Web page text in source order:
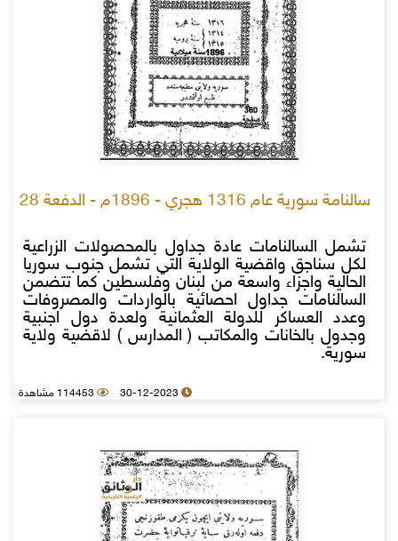
سالنامة سورية عام 1316 هجري - 1896م - الدفعة 28
تشمل السالنامات عادة جداول بالمحصولات الزراعية
لكل سناجق واقضية الولاية التي تشمل جنوب سوريا
الحالية واجزاء واسعة من لبنان وفلسطين كما تتضمن
السالنامات جداول احصائية بالواردات والمصروفات
وعدد العساكر للدولة العثمانية ولعدة دول اجنبية
وجدول بالخانات والمكاتب ( المدارس ) لاقضية ولاية
سورية.
30-12-2023 114453 مشاهدة